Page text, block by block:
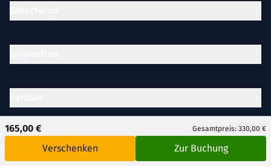
165,00 € Gesamtpreis: 330,00 €
Verschenken Zur Buchung